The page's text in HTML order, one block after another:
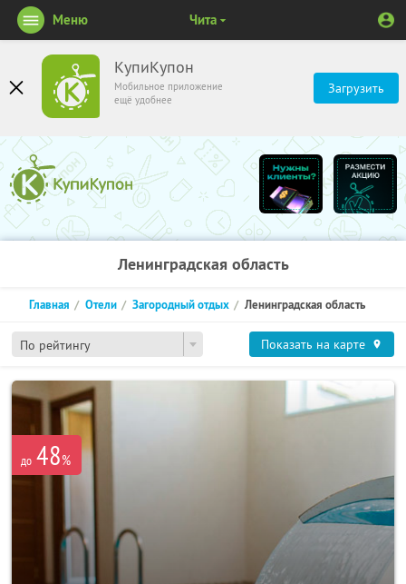
КупиКупон
Мобильное приложение
ещё удобнее
Загрузить
Меню Чита
Ленинградская область
По рейтингу
Главная Отели Загородный отдых Ленинградская область
Показать на карте
до 48%